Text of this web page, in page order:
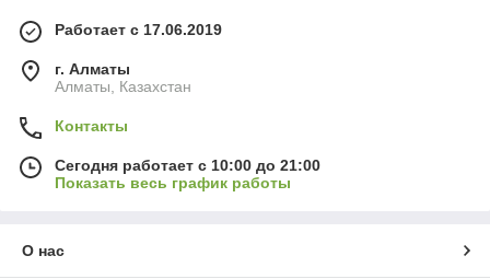
Работает с 17.06.2019
г. Алматы
Алматы, Казахстан
Контакты
Сегодня работает с 10:00 до 21:00
Показать весь график работы
О нас